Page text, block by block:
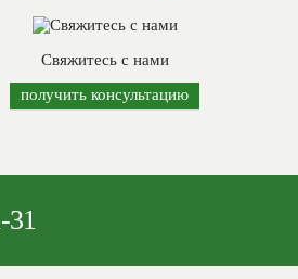
Свяжитесь с нами
получить консультацию
31